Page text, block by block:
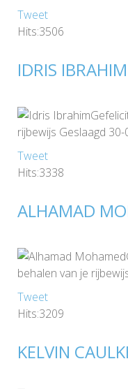
Tweet
Hits:3506
IDRIS IBRAHIM
rijbewijs Geslaagd
Tweet
Hits:3338
ALHAMAD
behalen van je
Tweet
Hits:3209
KELVIN